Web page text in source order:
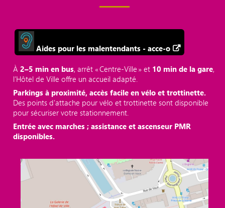
Aides pour les malentendants - acce-o
À2–5 min en bus, arrêt « Centre‑Ville » et 10 min de la gare,
l’Hôtel de Ville offre un accueil adapté.
Parkings à proximité, accès facile en vélo et trottinette.
Des points d'attache pour vélo et trottinette sont disponible
pour sécuriser votre stationnement.
Entrée avec marches ; assistance et ascenseur PMR
disponibles.